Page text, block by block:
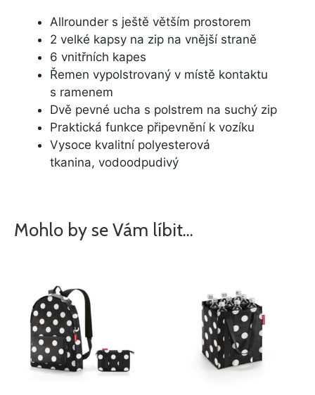
Allrounder s ještě větším prostorem
2 velké kapsy na zip na vnější straně
6 vnitřních kapes
Řemen vypolstrovaný v místě kontaktu
s ramenem
Dvě pevné ucha s polstrem na suchý zip
Praktická funkce připevnění k vozíku
Vysoce kvalitní polyesterová
tkanina, vodoodpudivý
Mohlo by se Vám líbit…